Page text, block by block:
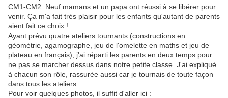
CM1-CM2. Neuf mamans et un papa ont réussi à se libérer pour
venir. Ça m'a fait très plaisir pour les enfants qu'autant de parents
aient fait ce choix !
Ayant prévu quatre ateliers tournants (constructions en
géométrie, agamographe, jeu de l'omelette en maths et jeu de
plateau en français), j'ai réparti les parents en deux temps pour
ne pas se marcher dessus dans notre petite classe. J'ai expliqué
à chacun son rôle, rassurée aussi car je tournais de toute façon
dans tous les ateliers.
Pour voir quelques photos, il suffit d'aller ici :